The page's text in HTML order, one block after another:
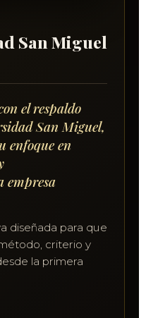
San Miguel
el respaldo
San Miguel,
enfoque en
empresa
diseñada para que
criterio y
la primera